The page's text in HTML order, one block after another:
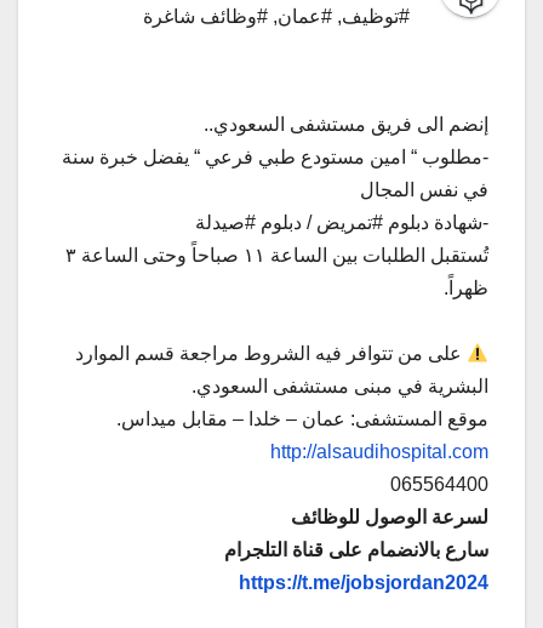
#توظيف, #عمان, #وظائف شاغرة
إنضم الى فريق مستشفى السعودي..
-مطلوب “ امين مستودع طبي فرعي “ يفضل خبرة سنة
في نفس المجال
-شهادة دبلوم #تمريض / دبلوم #صيدلة
تُستقبل الطلبات بين الساعة ١١ صباحاً وحتى الساعة ٣
ظهراً.
على من تتوافر فيه الشروط مراجعة قسم الموارد
البشرية في مبنى مستشفى السعودي.
موقع المستشفى: عمان – خلدا – مقابل ميداس.
http://alsaudihospital.com
065564400
لسرعة الوصول للوظائف
سارع بالانضمام على قناة التلجرام
https://t.me/jobsjordan2024